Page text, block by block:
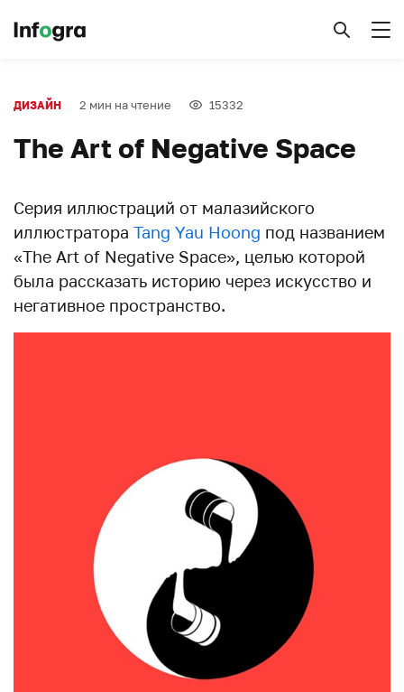
ДИЗАЙН 2 мин на чтение 15332
The Art of Negative Space
Серия иллюстраций от малазийского
иллюстратора Tang Yau Hoong под названием
«The Art of Negative Space», целью которой
была рассказать историю через искусство и
негативное пространство.